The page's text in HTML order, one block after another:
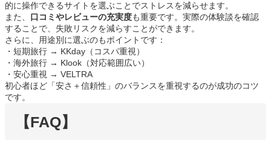
的に操作できるサイトを選ぶことでストレスを減らせます。
また、 口コミやレビューの充実度も重要です。実際の体験談を確認
することで、失敗リスクを減らすことができます。
さらに、用途別に選ぶのもポイントです：
・短期旅行 → KKday（コスパ重視）
・海外旅行 → Klook（対応範囲広い）
・安心重視 → VELTRA
初心者ほど「安さ＋信頼性」のバランスを重視するのが成功のコツ
です。
【FAQ】